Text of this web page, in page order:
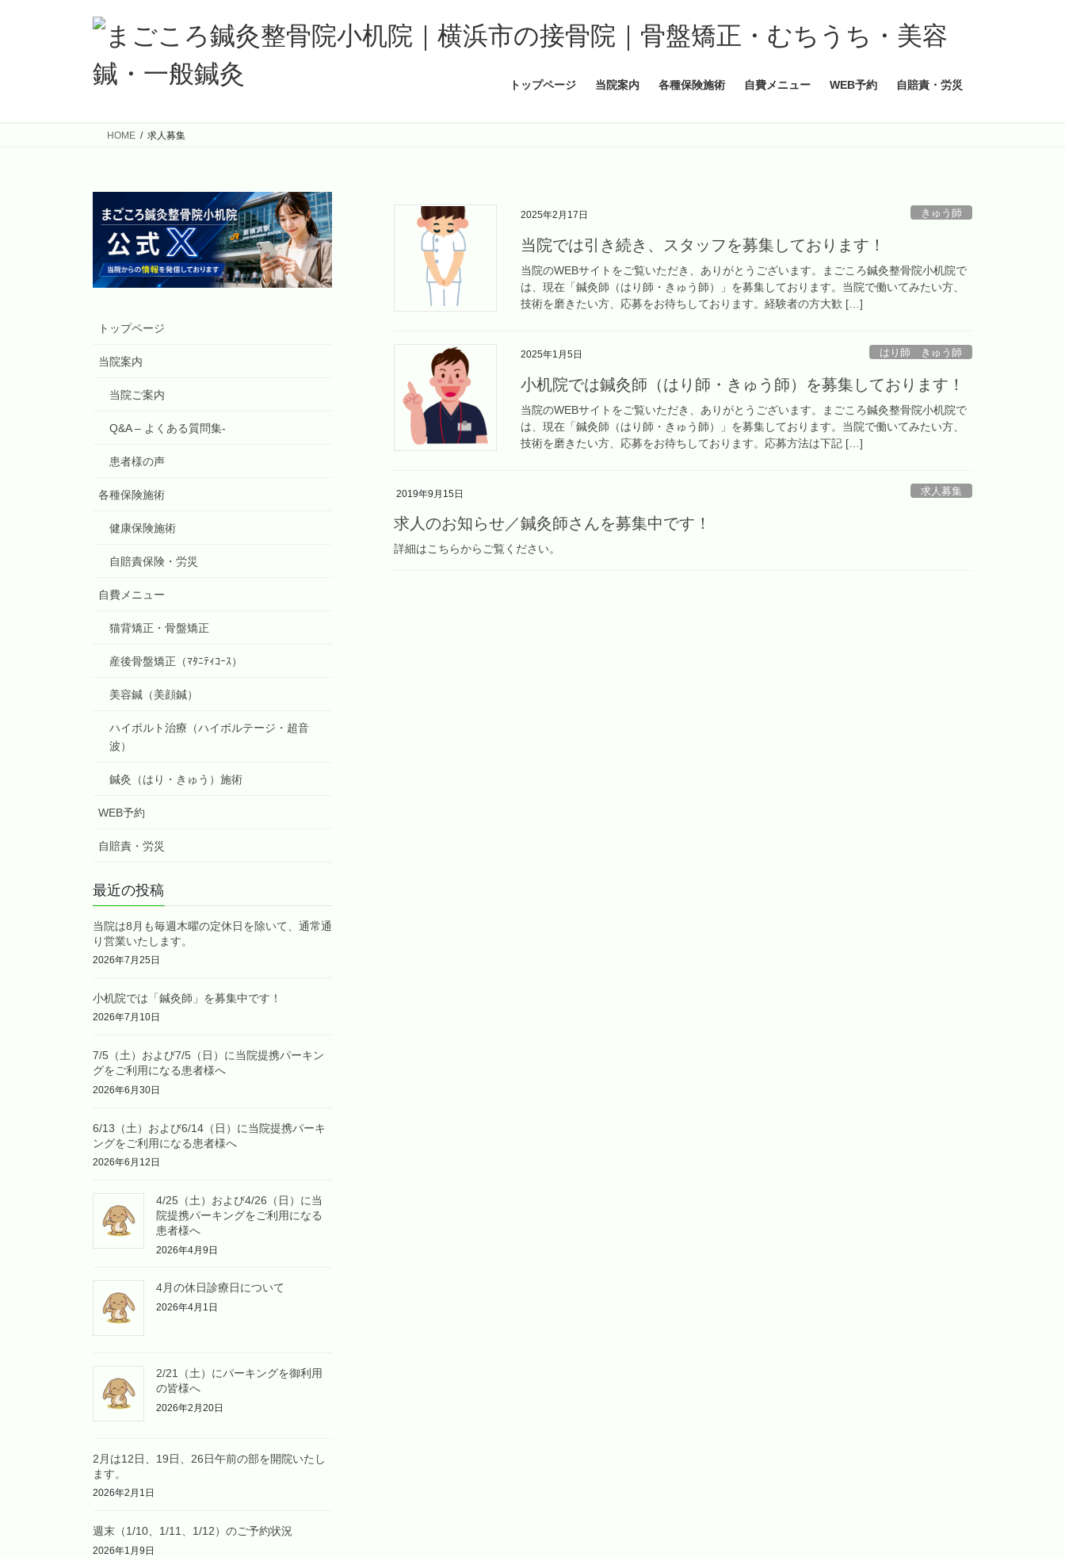
トップページ 当院案内 各種保険施術 自費メニュー WEB予約 自賠責・労災
HOME 求人募集
2025年2月17日 きゅう師
当院では引き続き、スタッフを募集しております！
当院のWEBサイトをご覧いただき、ありがとうございます。まごころ鍼灸整骨院小机院で
は、現在「鍼灸師（はり師・きゅう師）」を募集しております。当院で働いてみたい方、
技術を磨きたい方、応募をお待ちしております。経験者の方大歓 […]
2025年1月5日 はり師 きゅう師
小机院では鍼灸師（はり師・きゅう師）を募集しております！
当院のWEBサイトをご覧いただき、ありがとうございます。まごころ鍼灸整骨院小机院で
は、現在「鍼灸師（はり師・きゅう師）」を募集しております。当院で働いてみたい方、
技術を磨きたい方、応募をお待ちしております。応募方法は下記 […]
2019年9月15日 求人募集
求人のお知らせ／鍼灸師さんを募集中です！
詳細はこちらからご覧ください。
トップページ
当院案内
当院ご案内
Q&A – よくある質問集-
患者様の声
各種保険施術
健康保険施術
自賠責保険・労災
自費メニュー
猫背矯正・骨盤矯正
産後骨盤矯正（ﾏﾀﾆﾃｨｺｰｽ）
美容鍼（美顔鍼）
ハイボルト治療（ハイボルテージ・超音
波）
鍼灸（はり・きゅう）施術
WEB予約
自賠責・労災
最近の投稿
当院は8月も毎週木曜の定休日を除いて、通常通
り営業いたします。
2026年7月25日
小机院では「鍼灸師」を募集中です！
2026年7月10日
7/5（土）および7/5（日）に当院提携パーキン
グをご利用になる患者様へ
2026年6月30日
6/13（土）および6/14（日）に当院提携パーキ
ングをご利用になる患者様へ
2026年6月12日
4/25（土）および4/26（日）に当
院提携パーキングをご利用になる
患者様へ
2026年4月9日
4月の休日診療日について
2026年4月1日
2/21（土）にパーキングを御利用
の皆様へ
2026年2月20日
2月は12日、19日、26日午前の部を開院いたし
ます。
2026年2月1日
週末（1/10、1/11、1/12）のご予約状況
2026年1月9日